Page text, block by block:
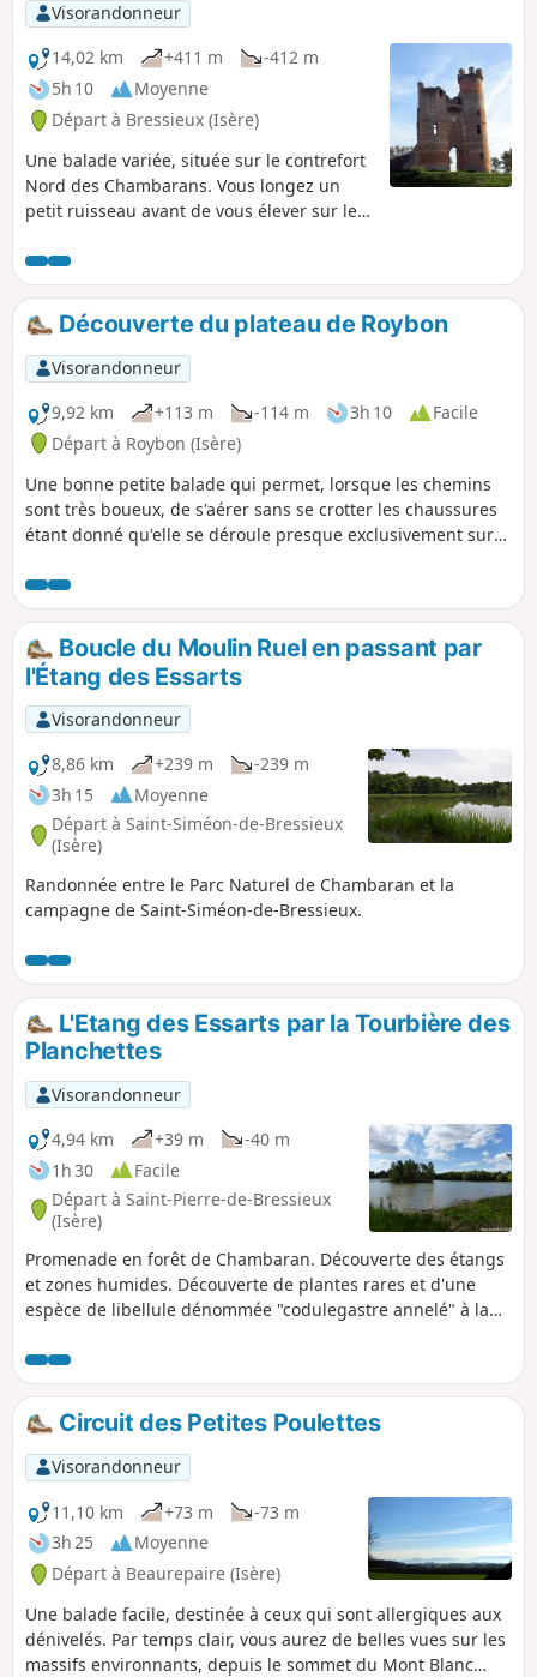
Visorandonneur
14,02 km
+411 m
-412 m
5h 10
Moyenne
Départ à Bressieux (Isère)
Une balade variée, située sur le contrefort
Nord des Chambarans. Vous longez un
petit ruisseau avant de vous élever sur les
points de vue intéressants. Vous finissez la
balade sur l'imposant château médiéval de
Bressieux. Aucune difficulté n'est à
craindre, sinon la distance et deux côtes
un peu raides.
Découverte du plateau de Roybon
Visorandonneur
9,92 km
+113 m -114 m 3h 10
Facile
Départ à Roybon (Isère)
Une bonne petite balade qui permet, lorsque les chemins
sont très boueux, de s'aérer sans se crotter les chaussures
étant donné qu'elle se déroule presque exclusivement sur
positif est très doux et progressif.
Boucle du Moulin Ruel en passant par
l'Étang des Essarts
Visorandonneur
8,86 km
+239 m
-239 m
3h 15
Moyenne
Départ à Saint-Siméon-de-Bressieux
(Isère)
Randonnée entre le Parc Naturel de Chambaran et la
campagne de Saint-Siméon-de-Bressieux.
L'Etang des Essarts par la Tourbière des
Planchettes
Visorandonneur
4,94 km
+39 m
-40 m
1h 30
Facile
Départ à Saint-Pierre-de-Bressieux
(Isère)
Promenade en forêt de Chambaran. Découverte des étangs
et zones humides. Découverte de plantes rares et d'une
espèce de libellule dénommée "codulegastre annelé" à la
Circuit des Petites Poulettes
Visorandonneur
11,10 km
+73 m
-73 m
3h 25
Moyenne
Départ à Beaurepaire (Isère)
Une balade facile, destinée à ceux qui sont allergiques aux
dénivelés. Par temps clair, vous aurez de belles vues sur les
massifs environnants, depuis le sommet du Mont Blanc